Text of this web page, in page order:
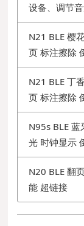
设备、调节
N21 BLE 樱
页 标注擦除
N21 BLE 丁
页 标注擦除
N95s BLE
光 时钟显示
N20 BLE 翻
能 超链接